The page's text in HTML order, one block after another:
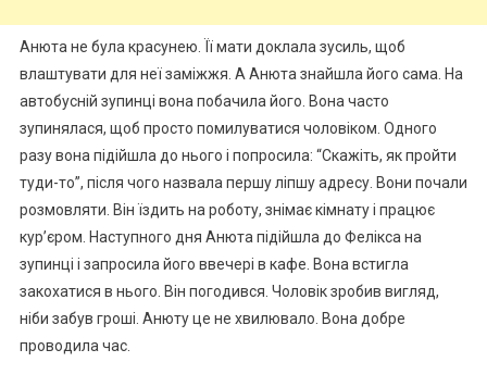
Анюта не була красунею. Її мати доклала зусиль, щоб
влаштувати для неї заміжжя. А Анюта знайшла його сама. На
автобусній зупинці вона побачила його. Вона часто
зупинялася, щоб просто помилуватися чоловіком. Одного
разу вона підійшла до нього і попросила: “Скажіть, як пройти
туди-то”, після чого назвала першу ліпшу адресу. Вони почали
розмовляти. Він їздить на роботу, знімає кімнату і працює
кур’єром. Наступного дня Анюта підійшла до Фелікса на
зупинці і запросила його ввечері в кафе. Вона встигла
закохатися в нього. Він погодився. Чоловік зробив вигляд,
ніби забув гроші. Анюту це не хвилювало. Вона добре
проводила час.